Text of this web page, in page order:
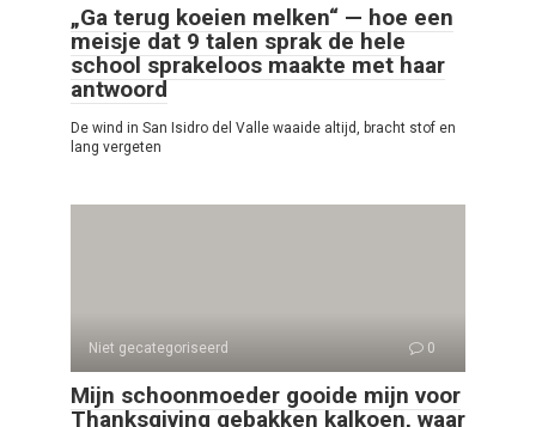
„Ga terug koeien melken“ — hoe een
meisje dat 9 talen sprak de hele
school sprakeloos maakte met haar
antwoord
De wind in San Isidro del Valle waaide altijd, bracht stof en
lang vergeten
Niet gecategoriseerd 0
Mijn schoonmoeder gooide mijn voor
Thanksgiving gebakken kalkoen, waar